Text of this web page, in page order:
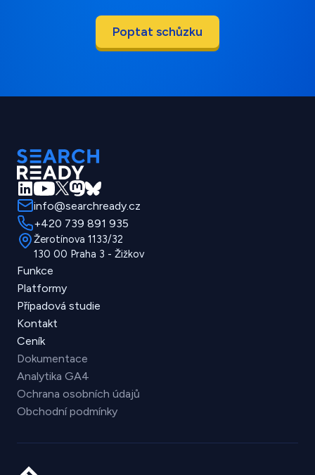
info@searchready.cz
+420 739 891 935
Žerotínova 1133/32
130 00 Praha 3 - Žižkov
Funkce
Platformy
Případová studie
Kontakt
Ceník
Dokumentace
Analytika GA4
Ochrana osobních údajů
Obchodní podmínky